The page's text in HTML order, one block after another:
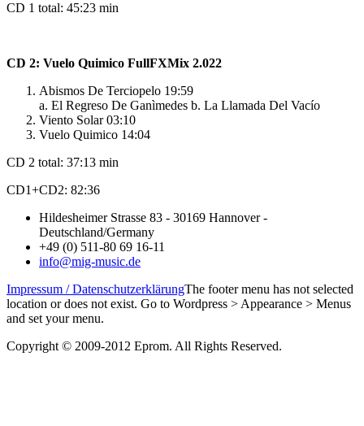
CD 1 total: 45:23 min
CD 2: Vuelo Quimico FullFXMix 2.022
Abismos De Terciopelo 19:59
a. El Regreso De Ganìmedes b. La Llamada Del Vacío
Viento Solar 03:10
Vuelo Quimico 14:04
CD 2 total: 37:13 min
CD1+CD2: 82:36
Hildesheimer Strasse 83 - 30169 Hannover -
Deutschland/Germany
+49 (0) 511-80 69 16-11
info@mig-music.de
Impressum / DatenschutzerklärungThe footer menu has not selected
location or does not exist. Go to Wordpress > Appearance > Menus
and set your menu.
Copyright © 2009-2012 Eprom. All Rights Reserved.